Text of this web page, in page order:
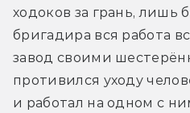
ходоков за грань, лишь
бригадира вся работа
завод своими
противился уходу
и работал на одном с